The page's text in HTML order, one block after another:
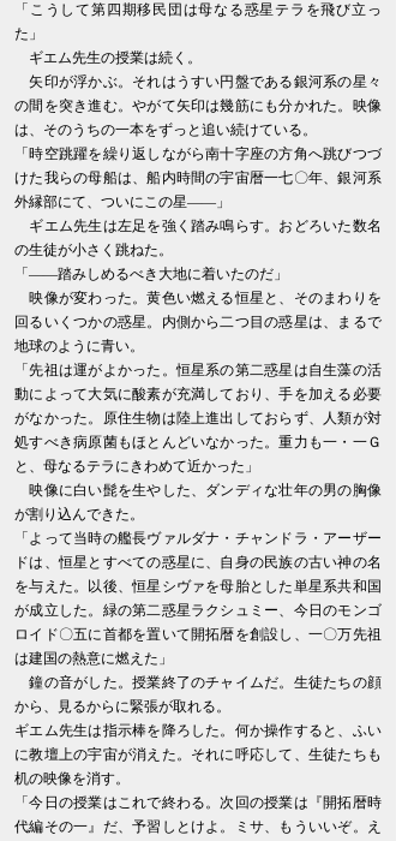
「こうして第四期移民団は母なる惑星テラを飛び立っ
た」
ギエム先生の授業は続く。
矢印が浮かぶ。それはうすい円盤である銀河系の星々
の間を突き進む。やがて矢印は幾筋にも分かれた。映像
は、そのうちの一本をずっと追い続けている。
「時空跳躍を繰り返しながら南十字座の方角へ跳びつづ
けた我らの母船は、船内時間の宇宙暦一七〇年、銀河系
外縁部にて、ついにこの星――」
ギエム先生は左足を強く踏み鳴らす。おどろいた数名
の生徒が小さく跳ねた。
「――踏みしめるべき大地に着いたのだ」
映像が変わった。黄色い燃える恒星と、そのまわりを
回るいくつかの惑星。内側から二つ目の惑星は、まるで
地球のように青い。
「先祖は運がよかった。恒星系の第二惑星は自生藻の活
動によって大気に酸素が充満しており、手を加える必要
がなかった。原住生物は陸上進出しておらず、人類が対
処すべき病原菌もほとんどいなかった。重力も一・一Ｇ
と、母なるテラにきわめて近かった」
映像に白い髭を生やした、ダンディな壮年の男の胸像
が割り込んできた。
「よって当時の艦長ヴァルダナ・チャンドラ・アーザー
ドは、恒星とすべての惑星に、自身の民族の古い神の名
を与えた。以後、恒星シヴァを母胎とした単星系共和国
が成立した。緑の第二惑星ラクシュミー、今日のモンゴ
ロイド〇五に首都を置いて開拓暦を創設し、一〇万先祖
は建国の熱意に燃えた」
鐘の音がした。授業終了のチャイムだ。生徒たちの顔
から、見るからに緊張が取れる。
ギエム先生は指示棒を降ろした。何か操作すると、ふい
に教壇上の宇宙が消えた。それに呼応して、生徒たちも
机の映像を消す。
「今日の授業はこれで終わる。次回の授業は『開拓暦時
代編その一』だ、予習しとけよ。ミサ、もういいぞ。え